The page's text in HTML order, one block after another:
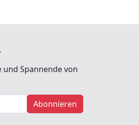
Spannende von
Abonnieren